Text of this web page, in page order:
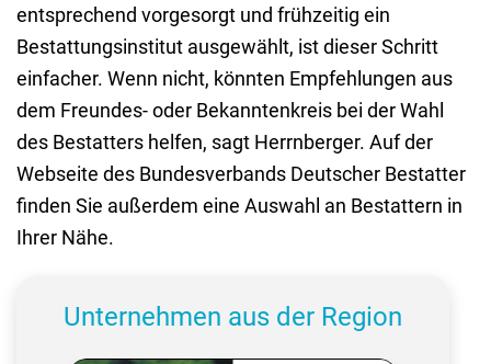
entsprechend vorgesorgt und frühzeitig ein
Bestattungsinstitut ausgewählt, ist dieser Schritt
einfacher. Wenn nicht, könnten Empfehlungen aus
dem Freundes- oder Bekanntenkreis bei der Wahl
des Bestatters helfen, sagt Herrnberger. Auf der
Webseite des Bundesverbands Deutscher Bestatter
finden Sie außerdem eine Auswahl an Bestattern in
Ihrer Nähe.
Unternehmen aus der Region